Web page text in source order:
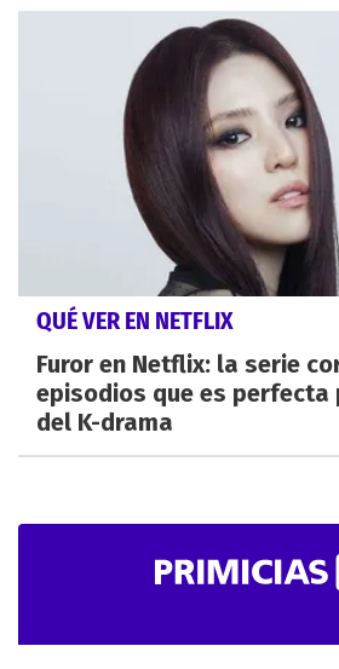
QUÉ VER EN NETFLIX
Furor en Netflix: la serie
episodios que es perfecta
del K-drama